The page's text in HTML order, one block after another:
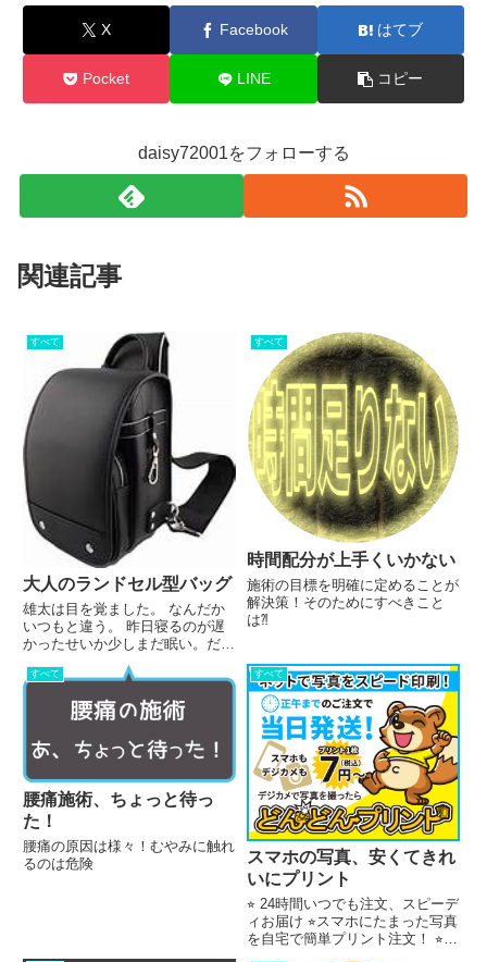
X Facebook はてブ
Pocket LINE コピー
daisy72001をフォローする
関連記事
すべて
大人のランドセル型バッグ
雄太は目を覚ました。 なんだか
いつもと違う。 昨日寝るのが遅
かったせいか少しまだ眠い。だけ
ど早く行かなくちゃ！雄太は急い
でバッグを背負った。さぁ今日も
がんばるぞ! 雄太は足早に家を出
た。さあ今日はどの道を歩こう。
すべて
時間配分が上手くいかない
施術の目標を明確に定めることが
解決策！そのためにすべきこと
は⁈
すべて
腰痛施術、ちょっと待っ
た！
腰痛の原因は様々！むやみに触れ
るのは危険
すべて
スマホの写真、安くてきれ
いにプリント
⭐︎ 24時間いつでも注文、スピーデ
ィお届け ⭐︎スマホにたまった写真
を自宅で簡単プリント注文！ ⭐︎も